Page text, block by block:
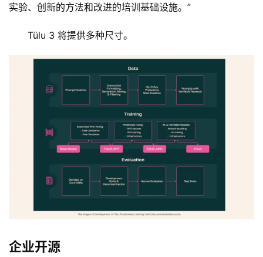
实验、创新的方法和改进的培训基础设施。”
Tülu 3 将提供多种尺寸。
企业开源